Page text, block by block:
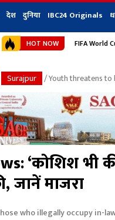
देश दुनिया IBC24 Originals
शहर
भोपाल
जबलपुर
ग्वालियर
रायपुर
दुनिया
HOT NOW FIFA World
Surajpur / Youth threatens to
‘कोशिश भी
जानें माजरा
who illegally occupy in-